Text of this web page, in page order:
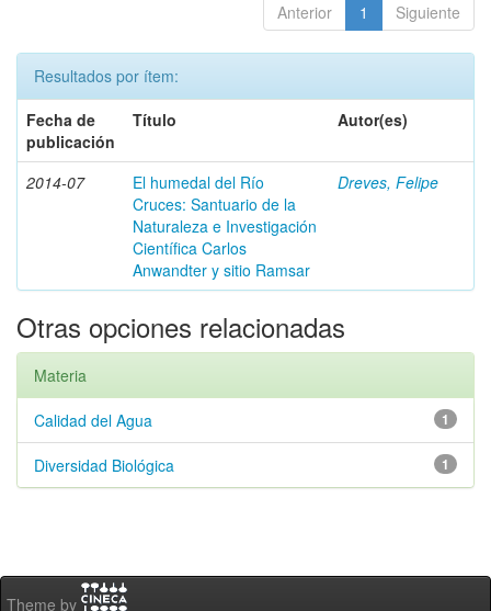
Anterior 1 Siguiente
Resultados por ítem:
Fecha de
publicación
Título Autor(es)
2014-07
El humedal del Río
Cruces: Santuario de la
Naturaleza e Investigación
Científica Carlos
Anwandter y sitio Ramsar
Dreves, Felipe
Otras opciones relacionadas
Materia
1
Calidad del Agua
1
Diversidad Biológica
Theme by